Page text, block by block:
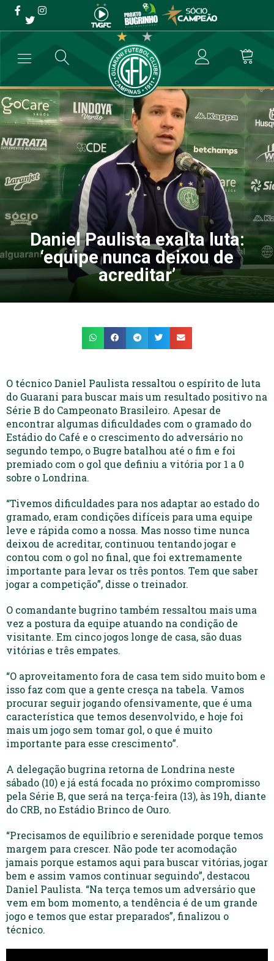
Daniel Paulista exalta luta:
‘equipe nunca deixou de
acreditar’
→ Futebol Profissional Daniel Paulista exalta luta: ‘equipe nunca
Daniel Paulista exalta luta:
‘equipe nunca deixou de
acreditar’
O técnico Daniel Paulista ressaltou o espírito de luta
do Guarani para buscar mais um resultado positivo na
Série B do Campeonato Brasileiro. Apesar de
encontrar algumas dificuldades com o gramado do
Estádio do Café e o crescimento do adversário no
segundo tempo, o Bugre batalhou até o fim e foi
premiado com o gol que definiu a vitória por 1 a 0
sobre o Londrina.
“Tivemos dificuldades para nos adaptar ao estado do
gramado, eram condições difíceis para uma equipe
leve e rápida como a nossa. Mas nosso time nunca
deixou de acreditar, continuou tentando jogar e
contou com o gol no final, que foi extremamente
importante para levar os três pontos. Tem que saber
jogar a competição”, disse o treinador.
O comandante bugrino também ressaltou mais uma
vez a postura da equipe atuando na condição de
visitante. Em cinco jogos longe de casa, são duas
vitórias e três empates.
“O aproveitamento fora de casa tem sido muito bom e
isso faz com que a gente cresça na tabela. Vamos
procurar seguir jogando ofensivamente, que é uma
característica que temos desenvolvido, e hoje foi
mais um jogo sem tomar gol, o que é muito
importante para esse crescimento”.
A delegação bugrina retorna de Londrina neste
sábado (10) e já está focada no próximo compromisso
pela Série B, que será na terça-feira (13), às 19h, diante
do CRB, no Estádio Brinco de Ouro.
“Precisamos de equilíbrio e serenidade porque temos
margem para crescer. Não pode ter acomodação
jamais porque estamos aqui para buscar vitórias, jogar
bem e assim vamos continuar seguindo”, destacou
Daniel Paulista. “Na terça temos um adversário que
vem em bom momento, a tendência é de um grande
jogo e temos que estar preparados”, finalizou o
técnico.